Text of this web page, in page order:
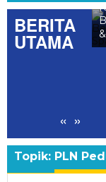
BERITA
UTAMA
« »
Bersatu
Daerah di
Lampung
Topik: PLN